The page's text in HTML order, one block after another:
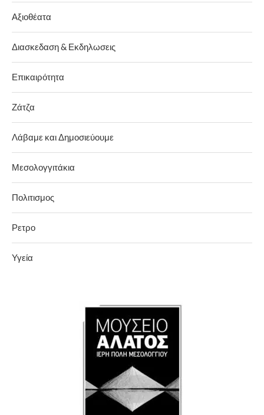
Αξιοθέατα
Διασκεδαση & Εκδηλωσεις
Επικαιρότητα
Ζάτζα
Λάβαμε και Δημοσιεύουμε
Μεσολογγιτάκια
Πολιτισμος
Ρετρο
Υγεία